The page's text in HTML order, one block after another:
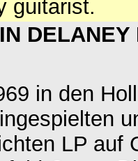
guitarist.
in den
LP auf